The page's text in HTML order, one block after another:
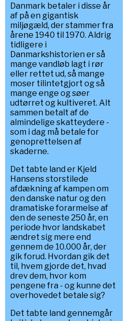
Danmark betaler i disse år
af på en gigantisk
miljøgæld, der stammer fra
årene 1940 til 1970. Aldrig
tidligere i
Danmarkshistorien er så
mange vandløb lagt i rør
eller rettet ud, så mange
moser tilintetgjort og så
mange enge og søer
udtørret og kultiveret. Alt
sammen betalt af de
almindelige skatteydere -
som i dag må betale for
genoprettelsen af
skaderne.
Det tabte land er Kjeld
Hansens storstilede
afdækning af kampen om
den danske natur og den
dramatiske forarmelse af
den de seneste 250 år, en
periode hvor landskabet
ændret sig mere end
gennem de 10.000 år, der
gik forud. Hvordan gik det
til, hvem gjorde det, hvad
drev dem, hvor kom
pengene fra - og kunne det
overhovedet betale sig?
Det tabte land gennemgår